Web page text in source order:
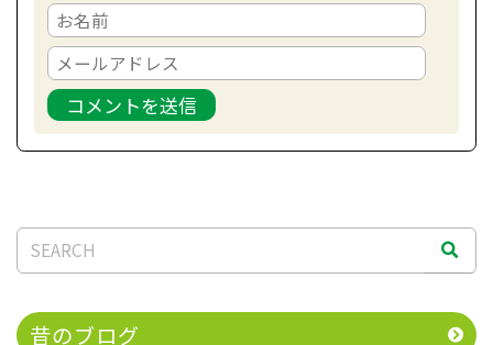
昔のブログ